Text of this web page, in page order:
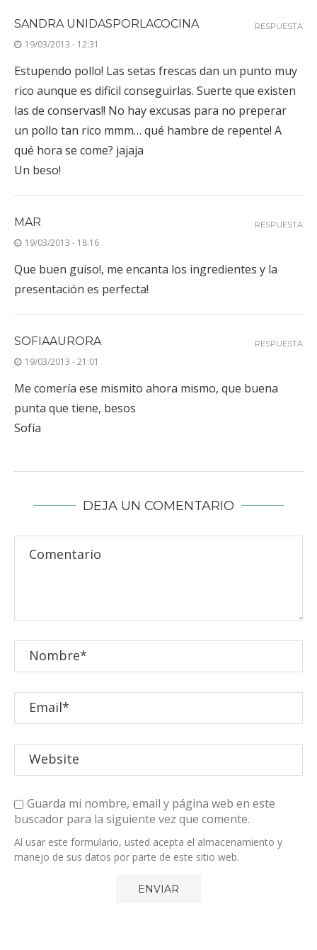
SANDRA UNIDASPORLACOCINA
19/03/2013 - 12:31
Estupendo pollo! Las setas frescas dan un punto muy
rico aunque es dificil conseguirlas. Suerte que existen
las de conservas!! No hay excusas para no preperar
un pollo tan rico mmm… qué hambre de repente! A
qué hora se come? jajaja
Un beso!
RESPUESTA
MAR
19/03/2013 - 18:16
Que buen guiso!, me encanta los ingredientes y la
presentación es perfecta!
RESPUESTA
SOFIAAURORA
19/03/2013 - 21:01
Me comería ese mismito ahora mismo, que buena
punta que tiene, besos
Sofía
RESPUESTA
DEJA UN COMENTARIO
Guarda mi nombre, email y página web en este
buscador para la siguiente vez que comente.
Al usar este formulario, usted acepta el almacenamiento y
manejo de sus datos por parte de este sitio web.